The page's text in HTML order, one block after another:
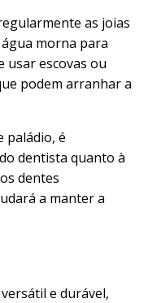
as joias
morna para
usar escovas ou
podem arranhar a
paládio, é
dentista quanto à
dentes
a manter a
e durável,